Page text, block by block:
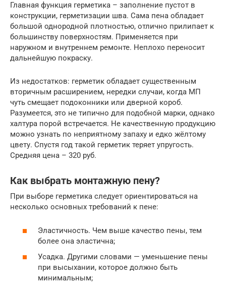
Главная функция герметика – заполнение пустот в
конструкции, герметизации шва. Сама пена обладает
большой однородной плотностью, отлично прилипает к
большинству поверхностям. Применяется при
наружном и внутреннем ремонте. Неплохо переносит
дальнейшую покраску.
Из недостатков: герметик обладает существенным
вторичным расширением, нередки случаи, когда МП
чуть смещает подоконники или дверной короб.
Разумеется, это не типично для подобной марки, однако
халтура порой встречается. Не качественную продукцию
можно узнать по неприятному запаху и едко жёлтому
цвету. Спустя год такой герметик теряет упругость.
Средняя цена – 320 руб.
Как выбрать монтажную пену?
При выборе герметика следует ориентироваться на
несколько основных требований к пене:
Эластичность. Чем выше качество пены, тем
более она эластична;
Усадка. Другими словами — уменьшение пены
при высыхании, которое должно быть
минимальным;